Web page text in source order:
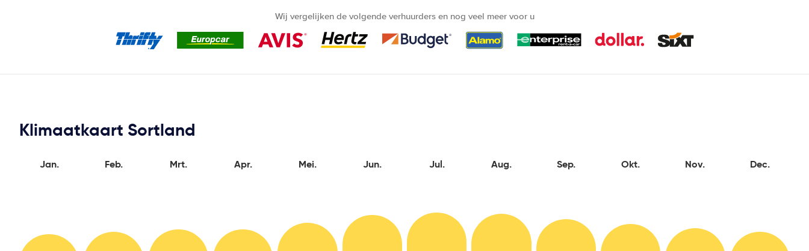
Wij vergelijken de volgende verhuurders en nog veel meer voor u
Klimaatkaart Sortland
Jan. Feb. Mrt. Apr. Mei. Jun. Jul. Aug. Sep. Okt. Nov. Dec.